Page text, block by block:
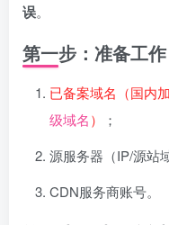
误。
第一步：准备工作
已备案域名（国内
级域名）
；
源服务器（IP/源站
CDN服务商账号。